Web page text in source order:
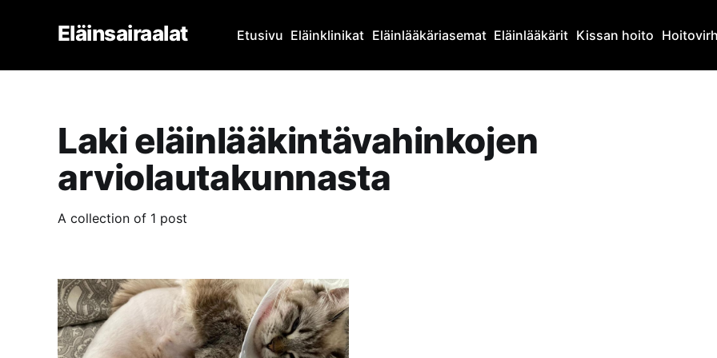
Eläinsairaalat Etusivu Eläinklinikat Eläinlääkäriasemat Eläinlääkärit Kissan hoito
Laki eläinlääkintävahinkojen
arviolautakunnasta
A collection of 1 post